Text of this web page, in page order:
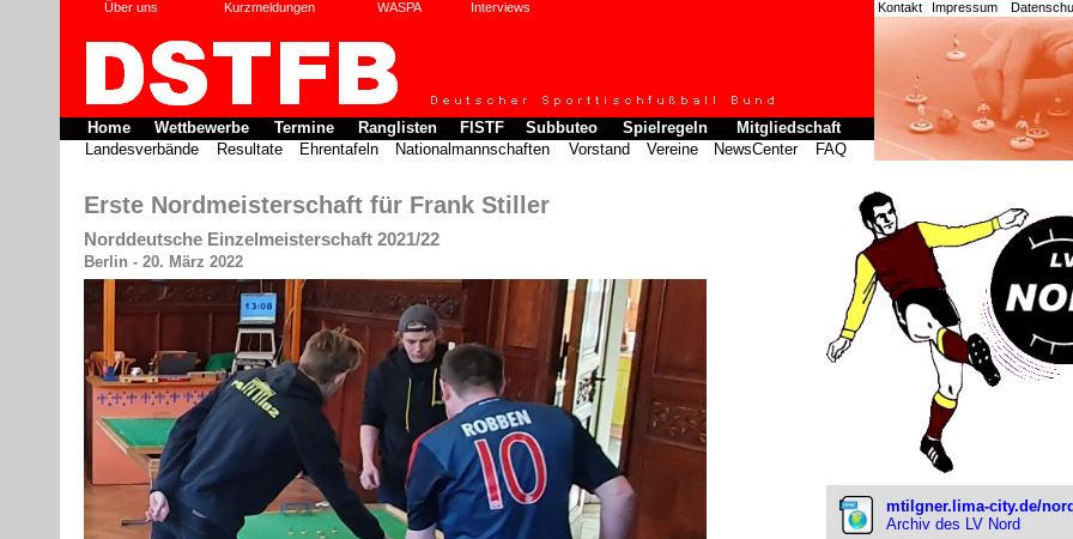
Über uns Kurzmeldungen WASPA Interviews Kontakt Impressum
Home Wettbewerbe Termine Ranglisten FISTF Subbuteo Spielregeln
Mitgliedschaft
Landesverbände
Resultate Ehrentafeln Nationalmannschaften Vorstand Vereine NewsCenter FAQ
Erste Nordmeisterschaft für Frank Stiller
Norddeutsche Einzelmeisterschaft 2021/22
Berlin - 20. März 2022
mtilgner.lima-city.de/
Archiv des LV Nord